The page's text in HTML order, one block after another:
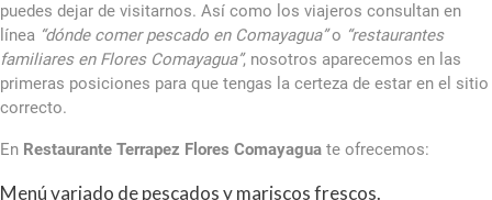
puedes dejar de visitarnos. Así como los viajeros consultan en
línea “dónde comer pescado en Comayagua”o “restaurantes
familiares en Flores Comayagua”, nosotros aparecemos en las
primeras posiciones para que tengas la certeza de estar en el sitio
correcto.
En Restaurante Terrapez Flores Comayagua te ofrecemos:
Menú variado de pescados y mariscos frescos.